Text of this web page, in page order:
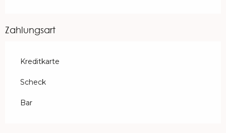
Zahlungsart
Kreditkarte
Scheck
Bar